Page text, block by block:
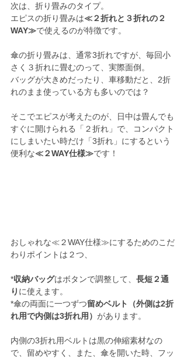
次は、折り畳みのタイプ。
エピスの折り畳みは≪２折れと３折れの２
WAY≫で使えるのが特徴です。
傘の折り畳みは、通常3折れですが、毎回小
さく３折れに畳むのって、実際面倒。
バッグが大きめだったり、車移動だと、2折
れのまま使っている方も多いのでは？
そこでエピスが考えたのが、日中は畳んでも
すぐに開けられる「２折れ」で、コンパクト
にしまいたい時だけ「3折れ」にするという
便利な≪２WAY仕様≫です！
おしゃれな≪２WAY仕様≫にするためのこだ
わりポイントは２つ、
*収納バッグはボタンで調整して、 長短２通
り に使えます。
*傘の両面に一つずつ留めベルト（外側は2折
れ用で内側は3折れ用） があります。
内側の3折れ用ベルトは黒の伸縮素材なの
で、留めやすく、また、傘を開いた時、フッ